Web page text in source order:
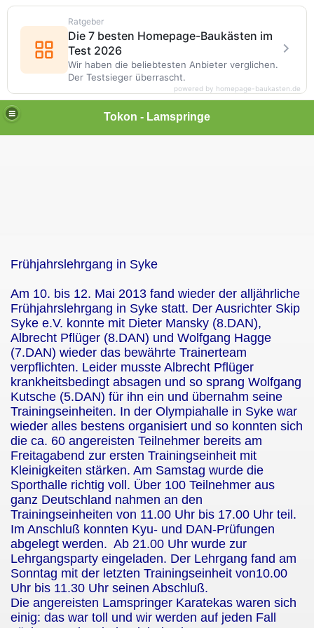
Tokon - Lamspringe
Frühjahrslehrgang in Syke
Am 10. bis 12. Mai 2013 fand wieder der alljährliche
Frühjahrslehrgang in Syke statt. Der Ausrichter Skip
Syke e.V. konnte mit Dieter Mansky (8.DAN),
Albrecht Pflüger (8.DAN) und Wolfgang Hagge
(7.DAN) wieder das bewährte Trainerteam
verpflichten. Leider musste Albrecht Pflüger
krankheitsbedingt absagen und so sprang Wolfgang
Kutsche (5.DAN) für ihn ein und übernahm seine
Trainingseinheiten. In der Olympiahalle in Syke war
wieder alles bestens organisiert und so konnten sich
die ca. 60 angereisten Teilnehmer bereits am
Freitagabend zur ersten Trainingseinheit mit
Kleinigkeiten stärken. Am Samstag wurde die
Sporthalle richtig voll. Über 100 Teilnehmer aus
ganz Deutschland nahmen an den
Trainingseinheiten von 11.00 Uhr bis 17.00 Uhr teil.
Im Anschluß konnten Kyu- und DAN-Prüfungen
abgelegt werden. Ab 21.00 Uhr wurde zur
Lehrgangsparty eingeladen. Der Lehrgang fand am
Sonntag mit der letzten Trainingseinheit von10.00
Uhr bis 11.30 Uhr seinen Abschluß.
Die angereisten Lamspringer Karatekas waren sich
einig: das war toll und wir werden auf jeden Fall
Ratgeber
Die 7 besten Homepage-Baukästen im
Test 2026
Wir haben die beliebtesten Anbieter verglichen.
Der Testsieger überrascht.
powered by homepage-baukasten.de